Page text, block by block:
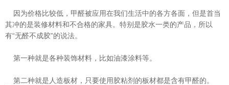
因为价格比较低，甲醛被应用在我们生活中的各方各面，但是首当
其冲的是装修材料和不合格的家具。特别是胶水一类的产品，所以
有“无醛不成胶”的说法。
第一种就是各种装饰材料，比如油漆涂料等。
第二种就是人造板材，只要使用胶粘剂的板材都是含有甲醛的。